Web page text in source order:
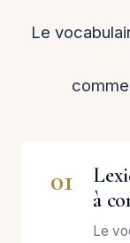
Le
01
à
Le